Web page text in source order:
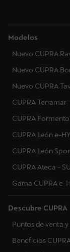
Modelos
Nuevo CUPRA
Nuevo CUPRA
Nuevo CUPRA
CUPRA
CUPRA
CUPRA León e-
CUPRA León
CUPRA Ateca -
Gama CUPRA e-
Descubre CUPRA
Puntos de venta
Beneficios